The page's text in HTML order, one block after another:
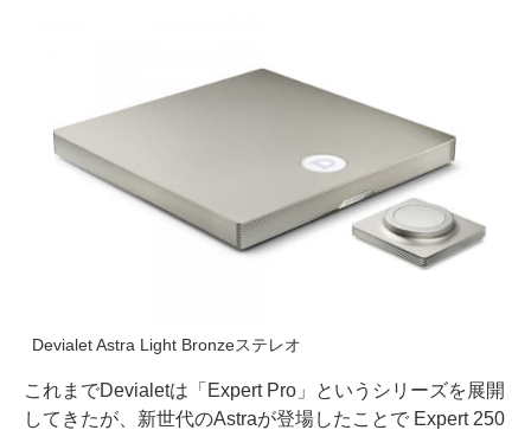
Devialet Astra Light Bronzeステレオ
これまでDevialetは「Expert Pro」というシリーズを展開
してきたが、新世代のAstraが登場したことで Expert 250